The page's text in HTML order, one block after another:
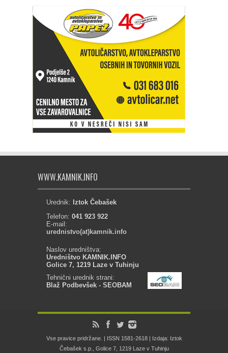
WWW.KAMNIK.INFO
Urednik: Iztok Čebašek
Telefon: 041 923 922
E-mail:
urednistvo(at)kamnik.info
Naslov uredništva:
Uredništvo KAMNIK.INFO
Golice 7, 1219 Laze v Tuhinju
Tehnični urednik strani:
Blaž Podbevšek - SEOBAM
Vse pravice pridržane. | ISSN 1581-2618 | Izdaja: Iztok
Čebašek s.p., Golice 7, 1219 Laze v Tuhinju